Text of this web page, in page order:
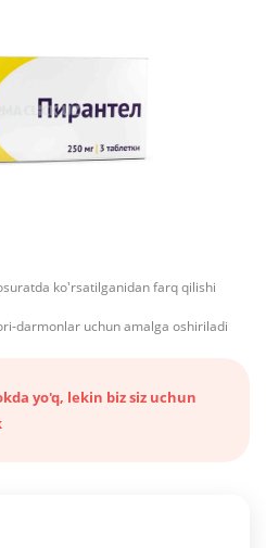
ko'rsatilganidan farq qilishi
darmonlar uchun amalga oshiriladi
yo'q, lekin biz siz uchun